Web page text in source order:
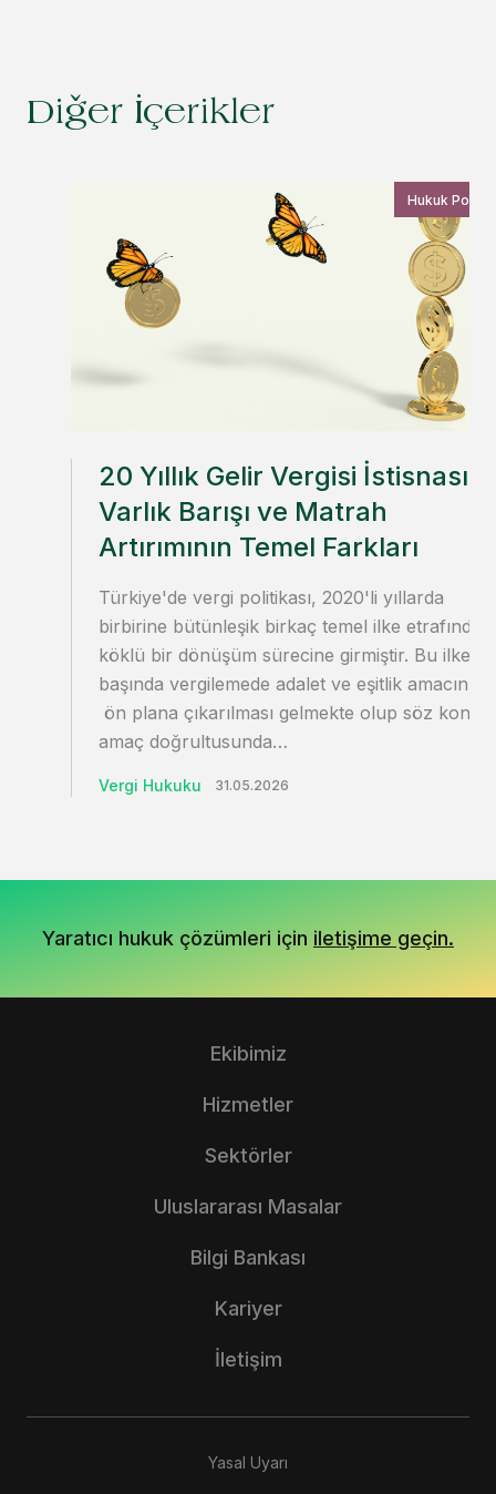
Diğer İçerikler
Hukuk
20 Yıllık Gelir Vergisi İstisnası,
Varlık Barışı ve Matrah
Artırımının Temel Farkları
Türkiye'de vergi politikası, 2020'li yıllarda
birbirine bütünleşik birkaç temel ilke etrafında
köklü bir dönüşüm sürecine girmiştir. Bu
başında vergilemede adalet ve eşitlik amacının
ön plana çıkarılması gelmekte olup söz
amaç doğrultusunda…
Vergi Hukuku 31.05.2026
Yaratıcı hukuk çözümleri için iletişime geçin.
Ekibimiz
Hizmetler
Sektörler
Uluslararası Masalar
Bilgi Bankası
Kariyer
İletişim
Yasal Uyarı